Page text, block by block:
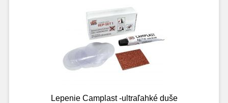
Lepenie Camplast -ultraľahké duše